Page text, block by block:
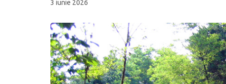
3 iunie 2026